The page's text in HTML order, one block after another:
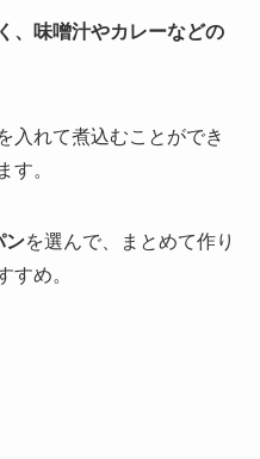
、味噌汁やカレーなどの
入れて煮込むことができ
す。
ンを選んで、まとめて作り
すめ。